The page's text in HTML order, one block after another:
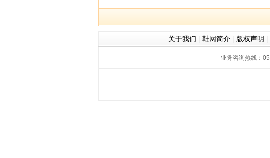
关于我们 | 鞋网简介 | 版权声明 |
业务咨询热线：